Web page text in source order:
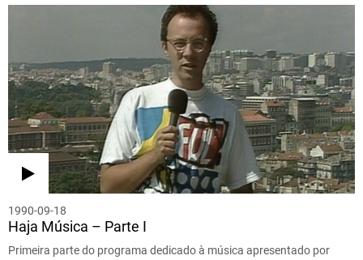
1990-09-18
Haja Música – Parte I
Primeira parte do programa dedicado à música apresentado por